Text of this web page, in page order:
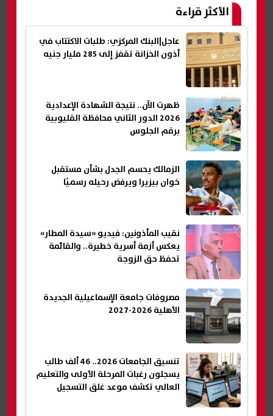
الأكثر قراءة
عاجل|البنك المركزي: طلبات الاكتتاب في
أذون الخزانة تقفز إلى 285 مليار جنيه
ظهرت الآن.. نتيجة الشهادة الإعدادية
2026 الدور الثاني محافظة القليوبية
برقم الجلوس
الزمالك يحسم الجدل بشأن مستقبل
خوان بيزيرا ويرفض رحيله رسميًا
نقيب المأذونين: فيديو «سيدة المطار»
يعكس أزمة أسرية خطيرة.. والقائمة
تحفظ حق الزوجة
مصروفات جامعة الإسماعيلية الجديدة
الأهلية 2026-2027
تنسيق الجامعات 2026.. 46 ألف طالب
يسجلون رغبات المرحلة الأولى والتعليم
العالي تكشف موعد غلق التسجيل